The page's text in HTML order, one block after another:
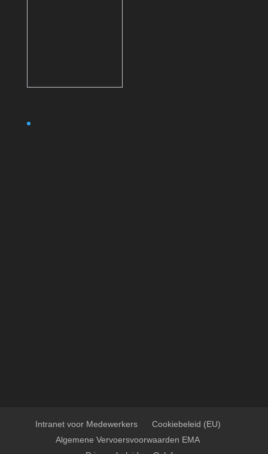
Intranet voor Medewerkers
Cookiebeleid (EU)
Algemene Vervoersvoorwaarden EMA